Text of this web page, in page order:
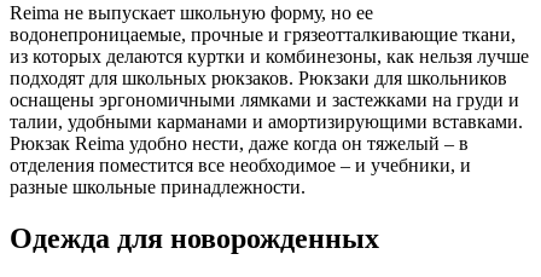
Reima не выпускает школьную форму, но ее
водонепроницаемые, прочные и грязеотталкивающие ткани,
из которых делаются куртки и комбинезоны, как нельзя лучше
подходят для школьных рюкзаков. Рюкзаки для школьников
оснащены эргономичными лямками и застежками на груди и
талии, удобными карманами и амортизирующими вставками.
Рюкзак Reima удобно нести, даже когда он тяжелый – в
отделения поместится все необходимое – и учебники, и
разные школьные принадлежности.
Одежда для новорожденных